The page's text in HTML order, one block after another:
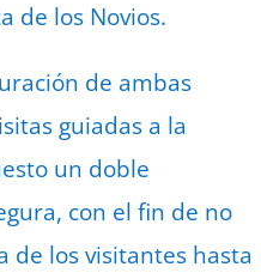
de los Novios.
de ambas
guiadas a la
un doble
con el fin de no
los visitantes hasta